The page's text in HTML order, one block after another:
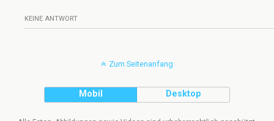
KEINE ANTWORT
Zum Seitenanfang
Mobil Desktop